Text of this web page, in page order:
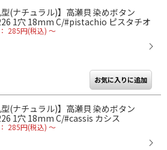
型(ナチュラル)】高瀬貝 染めボタン
1穴 18mm C/#pistachio ピスタチオ
285円(税込) ～
型(ナチュラル)】高瀬貝 染めボタン
1穴 18mm C/#cassis カシス
285円(税込) ～